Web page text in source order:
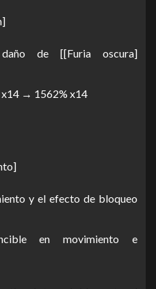
de [[Furia oscura]
x14 → 1562% x14
y el efecto de bloqueo
en movimiento e